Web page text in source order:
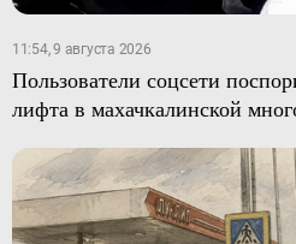
11:54, 9 августа 2026
Пользователи соцсети
лифта в махачкалинской